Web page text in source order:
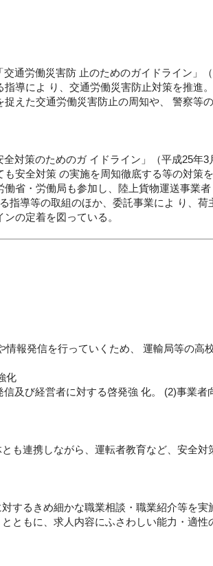
通労働災害防 止のためのガイドライン」
導によ り、交通労働災害防止対策を推
えた交通労働災害防止の周知や、 警察等
対策のためのガ イドライン」（平成25年
安全対策 の実施を周知徹底する等の対策
省・労働局も参加し、陸上貨物運送事業
導等の取組のほか、委託事業によ り、荷
の定着を図っている。
報発信を行っていくため、 運輸局等の高
化
及び経営者に対する啓発強 化。 (2)事業
も連携しながら、運転者教育など、安全対
するきめ細かな職業相談・職業紹介等を
ともに、求人内容にふさわしい能力・適